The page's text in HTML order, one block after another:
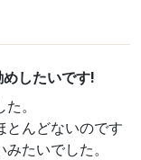
したいです!
。
とんどないのです
たいでした。